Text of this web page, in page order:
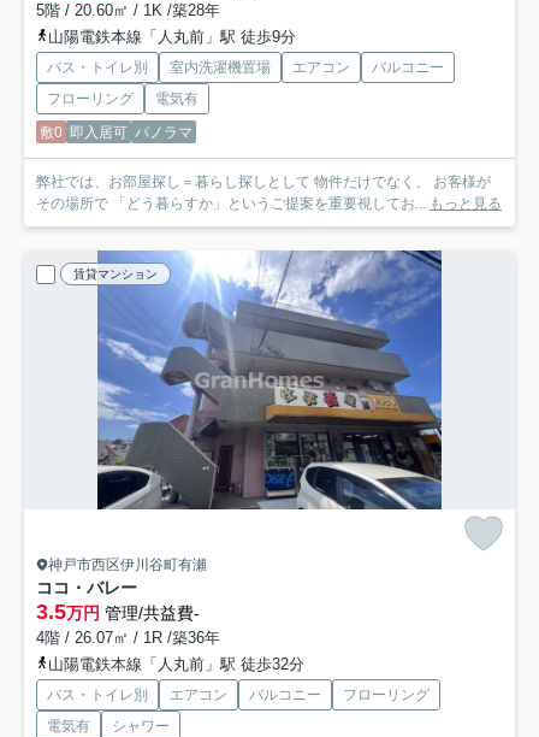
5階 / 20.60㎡ / 1K /築28年
山陽電鉄本線「人丸前」駅 徒歩9分
バス・トイレ別 室内洗濯機置場 エアコン
バルコニー
フローリング
電気有
敷0 即入居可 パノラマ
弊社では、お部屋探し＝暮らし探しとして 物件だけでなく、 お客様が
その場所で 「どう暮らすか」というご提案を重要視してお... もっと見る
賃貸マンション
神戸市西区伊川谷町有瀬
ココ・バレー
3.5万円 管理/共益費-
4階 / 26.07㎡ / 1R /築36年
山陽電鉄本線「人丸前」駅 徒歩32分
バス・トイレ別 エアコン バルコニー
フローリング
電気有
シャワー